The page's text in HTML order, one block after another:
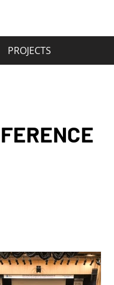
PROJECTS